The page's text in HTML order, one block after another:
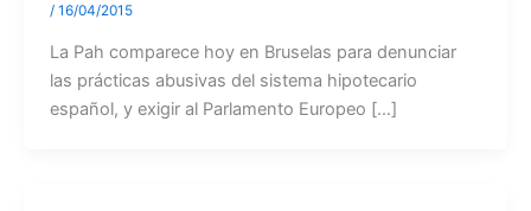
/ 16/04/2015
La Pah comparece hoy en Bruselas para denunciar
las prácticas abusivas del sistema hipotecario
español, y exigir al Parlamento Europeo […]